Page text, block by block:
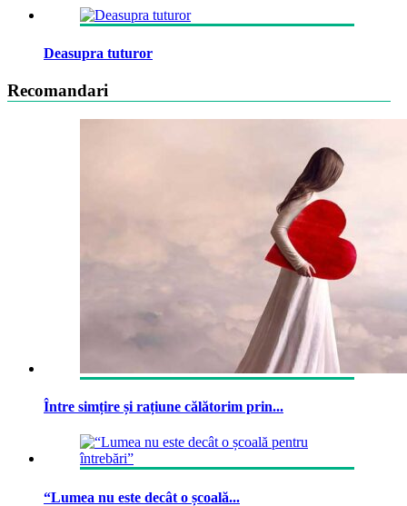
Deasupra tuturor
Recomandari
Între simțire și rațiune călătorim prin...
“Lumea nu este decât o școală...